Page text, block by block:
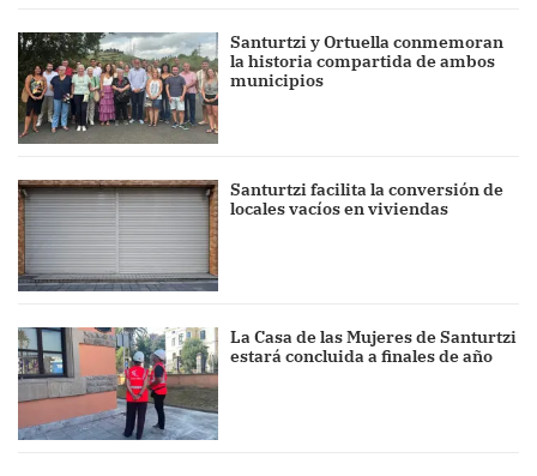
Santurtzi y Ortuella conmemoran
la historia compartida de ambos
municipios
Santurtzi facilita la conversión de
locales vacíos en viviendas
La Casa de las Mujeres de Santurtzi
estará concluida a finales de año